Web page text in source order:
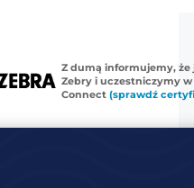
Z dumą informujemy,
Zebry i uczestniczymy
Connect (sprawdź